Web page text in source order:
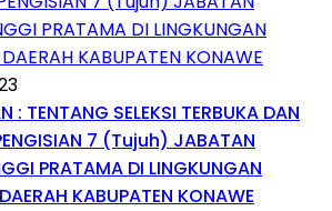
: TENTANG SELEKSI TERBUKA DAN
7 (Tujuh) JABATAN
PRATAMA DI LINGKUNGAN
KABUPATEN KONAWE